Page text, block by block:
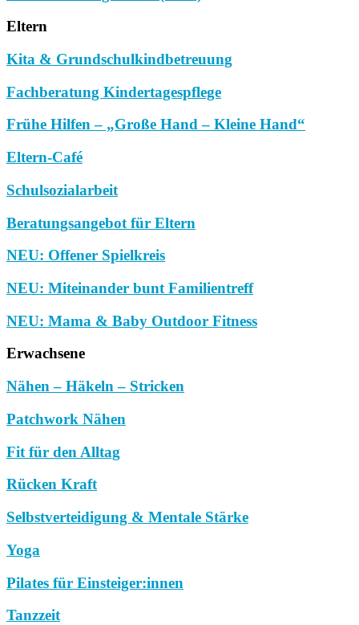
Eltern
Kita & Grundschulkindbetreuung
Fachberatung Kindertagespflege
Frühe Hilfen – „Große Hand – Kleine Hand“
Eltern-Café
Schulsozialarbeit
Beratungsangebot für Eltern
NEU: Offener Spielkreis
NEU: Miteinander bunt Familientreff
NEU: Mama & Baby Outdoor Fitness
Erwachsene
Nähen – Häkeln – Stricken
Patchwork Nähen
Fit für den Alltag
Rücken Kraft
Selbstverteidigung & Mentale Stärke
Yoga
Pilates für Einsteiger:innen
Tanzzeit